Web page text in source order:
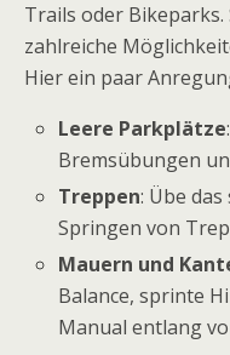
Trails oder
zahlreiche
Hier ein paar
Leere Parkplätze
Bremsübungen
Treppen: Übe
Springen von
Mauern und
Balance, sprinte
Manual entlang